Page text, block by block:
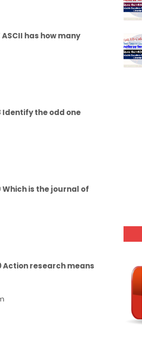
has how many
Identify the odd one
Which is the journal of
Action research means